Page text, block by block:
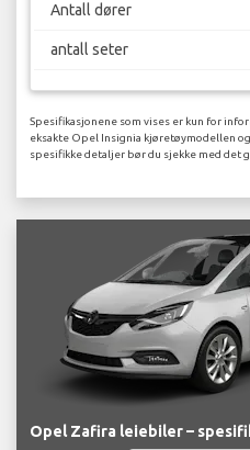
Antall dører
antall seter
Spesifikasjonene som vises er kun for
eksakte Opel Insignia kjøretøymodellen
spesifikke detaljer bør du sjekke med
Opel Zafira leiebiler –